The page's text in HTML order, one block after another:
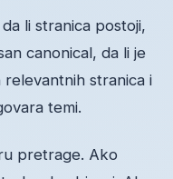
li stranica postoji,
canonical, da li je
relevantnih stranica i
temi.
pretrage. Ako